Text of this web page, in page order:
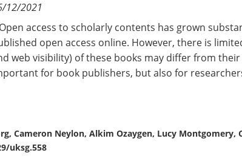
12/2021
access to scholarly contents has grown
open access online. However, there is
web visibility) of these books may differ from
for book publishers, but also for
Cameron Neylon, Alkim Ozaygen, Lucy Montgomery,
uksg.558